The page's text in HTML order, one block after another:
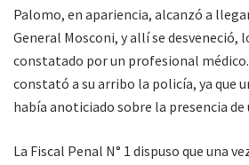
Palomo, en apariencia, alcanzó a
General Mosconi, y allí se desveneció,
constatado por un profesional
constató a su arribo la policía, ya que
había anoticiado sobre la presencia de
La Fiscal Penal N° 1 dispuso que una